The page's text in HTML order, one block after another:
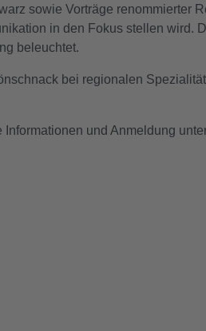
sowie Vorträge renommierter
in den Fokus stellen wird.
beleuchtet.
bei regionalen
und Anmeldung